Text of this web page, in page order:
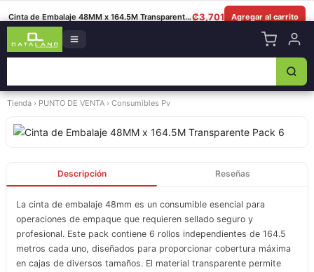
Facebook|
Cinta de Embalaje 48MM x 164.5M Transparente Pack 6₡3,701 Agregar al carrito
Tienda › PUNTO DE VENTA › Consumibles Pv
Descripción Reseñas
La cinta de embalaje 48mm es un consumible esencial para
operaciones de empaque que requieren sellado seguro y
profesional. Este pack contiene 6 rollos independientes de 164.5
metros cada uno, diseñados para proporcionar cobertura máxima
en cajas de diversos tamaños. El material transparente permite